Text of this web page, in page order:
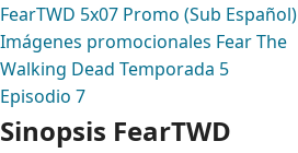
FearTWD 5x07 Promo (Sub Español)
Imágenes promocionales Fear The
Walking Dead Temporada 5
Episodio 7
Sinopsis FearTWD